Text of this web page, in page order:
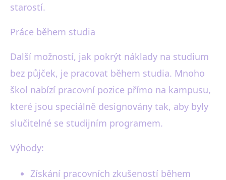
starostí.
Práce během studia
Další možností, jak pokrýt náklady na studium
bez půjček, je pracovat během studia. Mnoho
škol nabízí pracovní pozice přímo na kampusu,
které jsou speciálně designovány tak, aby byly
slučitelné se studijním programem.
Výhody:
Získání pracovních zkušeností během